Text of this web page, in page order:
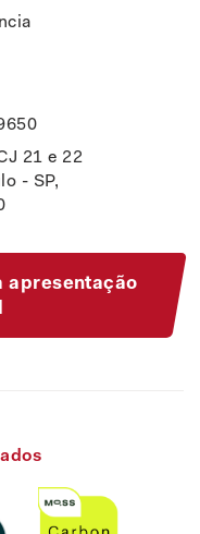
21 e 22
- SP,
apresentação